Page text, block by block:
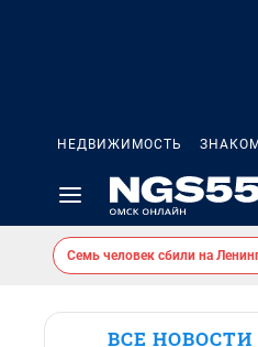
НЕДВИЖИМОСТЬ
Семь человек сбили на
ВСЕ НОВОСТИ